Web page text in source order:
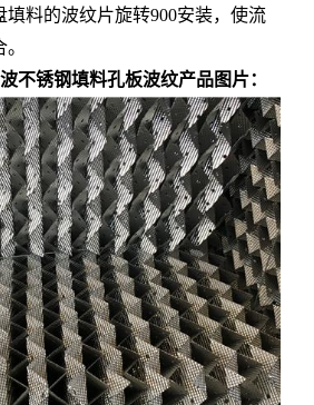
填料的波纹片旋转900安装，使流
不锈钢填料孔板波纹产品图片：